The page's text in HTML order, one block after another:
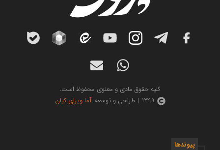
کلیه حقوق مادی و معنوی محفوظ است.
1399 | طراحی و توسعه:
آما ویرای کیان
پیوندها